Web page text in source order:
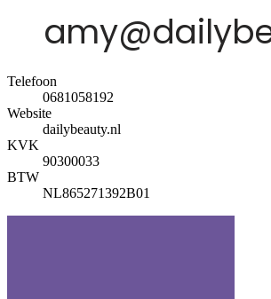
Telefoon
0681058192
Website
dailybeauty.nl
KVK
90300033
BTW
NL865271392B01